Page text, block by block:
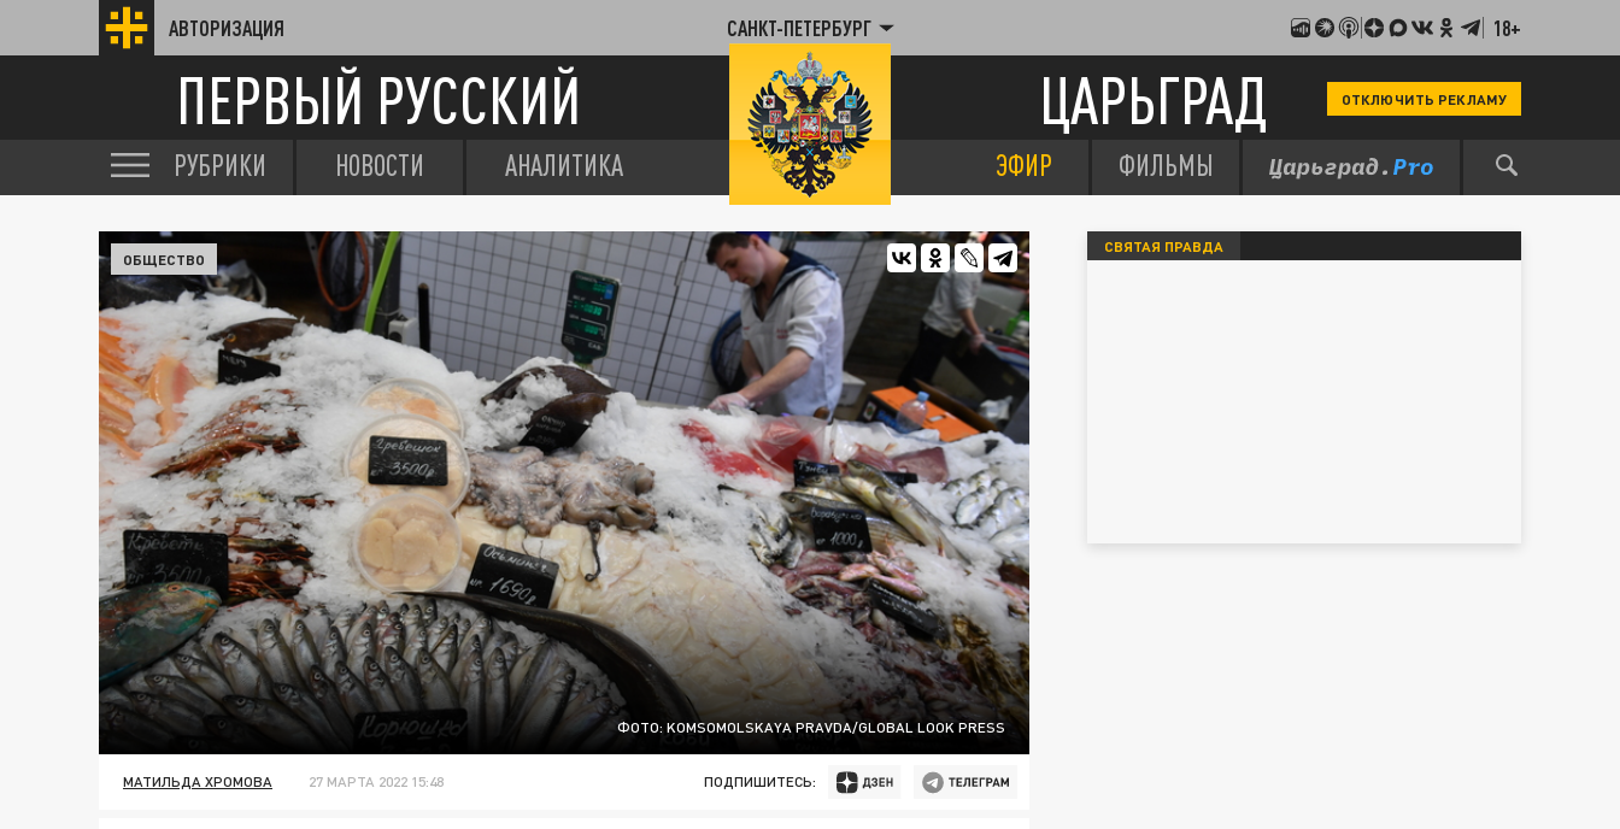
АВТОРИЗАЦИЯ САНКТ-ПЕТЕРБУРГ 18+
ПЕРВЫЙ РУССКИЙ ЦАРЬГРАД ОТКЛЮЧИТЬ РЕКЛАМУ
РУБРИКИ НОВОСТИ АНАЛИТИКА ЭФИР ФИЛЬМЫ
ФОТО: KOMSOMOLSKAYA PRAVDA/GLOBAL LOOK PRESS
ОБЩЕСТВО
МАТИЛЬДА ХРОМОВА 27 МАРТА 2022 15:48 ПОДПИШИТЕСЬ:
СВЯТАЯ ПРАВДА